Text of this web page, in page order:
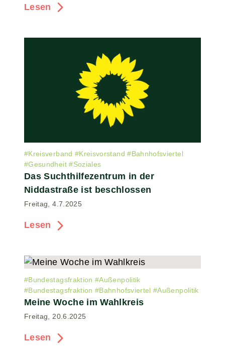
Lesen
#Kreisverband #Kreisvorstand #Bahnhofsviertel
#Gesundheit #Soziales
Das Suchthilfezentrum in der
Niddastraße ist beschlossen
Freitag, 4.7.2025
Lesen
#Bundestagsfraktion #Außenpolitik
#Bundestagsfraktion #Bahnhofsviertel #Außenpolitik
Meine Woche im Wahlkreis
Freitag, 20.6.2025
Lesen